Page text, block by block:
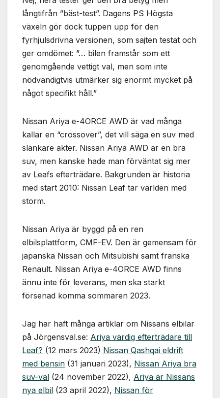
långtifrån ”bäst-test”. Dagens PS Högsta
växeln gör dock tuppen upp för den
fyrhjulsdrivna versionen, som sajten testat och
ger omdömet: ”… bilen framstår som ett
genomgående vettigt val, men som inte
nödvändigtvis utmärker sig enormt mycket på
något specifikt håll.”
Nissan Ariya e-4ORCE AWD är vad många
kallar en “crossover”, det vill säga en suv med
slankare akter. Nissan Ariya AWD är en bra
suv, men kanske hade man förväntat sig mer
av Leafs efterträdare. Bakgrunden är historia
med start 2010: Nissan Leaf tar världen med
storm.
Nissan Ariya är byggd på en ren
elbilsplattform, CMF-EV. Den är gemensam för
japanska Nissan och Mitsubishi samt franska
Renault. Nissan Ariya e-4ORCE AWD finns
ännu inte för leverans, men ska starkt
försenad komma sommaren 2023.
Jag har haft många artiklar om Nissans elbilar
på Jörgensval.se: Ariya värdig efterträdare till
Leaf? (12 mars 2023) Nissan Qashqai eldrift
med bensin (31 januari 2023), Nissan Ariya bra
suv-val (24 november 2022), Ariya är Nissans
nya elbil (23 april 2022), Nissan för